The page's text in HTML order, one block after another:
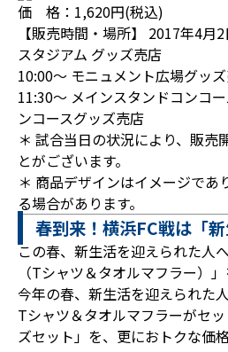
価 格：1,620円(税込)
【販売時間・場所】 2017年4
スタジアム グッズ売店
10:00～ モニュメント広場グッ
11:30～ メインスタンドコンコ
ンコースグッズ売店
＊ 試合当日の状況により、販売
とがございます。
＊ 商品デザインはイメージであ
る場合があります。
春到来！横浜FC戦は「
この春、新生活を迎えられた人
（Tシャツ＆タオルマフラー）
今年の春、新生活を迎えられた
Tシャツ＆タオルマフラーがセ
ズセット」を、更におトクな価